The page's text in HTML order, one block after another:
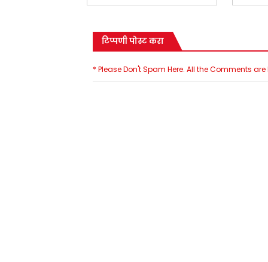
टिप्पणी पोस्ट करा
* Please Don't Spam Here. All the Comments